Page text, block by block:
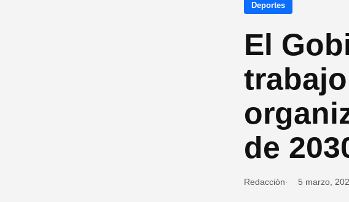
Deportes
El
de
Redacción 5 marzo,